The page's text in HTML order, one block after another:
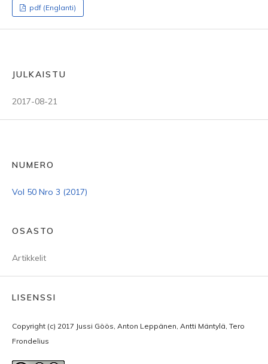
pdf (Englanti)
JULKAISTU
2017-08-21
NUMERO
Vol 50 Nro 3 (2017)
OSASTO
Artikkelit
LISENSSI
Copyright (c) 2017 Jussi Göös, Anton Leppänen, Antti Mäntylä, Tero
Frondelius